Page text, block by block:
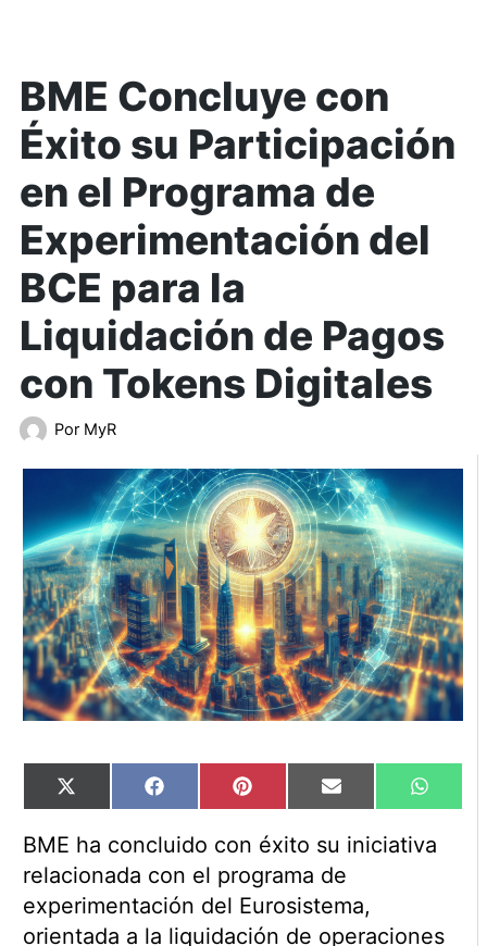
BME Concluye con
Éxito su Participación
en el Programa de
Experimentación del
BCE para la
Liquidación de Pagos
con Tokens Digitales
Por MyR
Compartir
en
X
(Twitter)
Compartir
en
Facebook Compartir
en
Pinterest Compartir
en
Email
en
BME ha concluido con éxito su iniciativa
relacionada con el programa de
experimentación del Eurosistema,
orientada a la liquidación de operaciones